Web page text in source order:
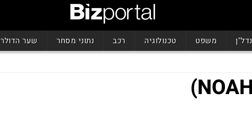
נדל"ן משפט טכנולוגיה רכב נתוני מסחר שער הדולר